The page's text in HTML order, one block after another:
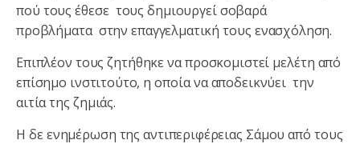
πού τους έθεσε τους δημιουργεί σοβαρά
προβλήματα στην επαγγελματική τους ενασχόληση.
Επιπλέον τους ζητήθηκε να προσκομιστεί μελέτη από
επίσημο ινστιτούτο, η οποία να αποδεικνύει την
αιτία της ζημιάς.
Η δε ενημέρωση της αντιπεριφέρειας Σάμου από τους